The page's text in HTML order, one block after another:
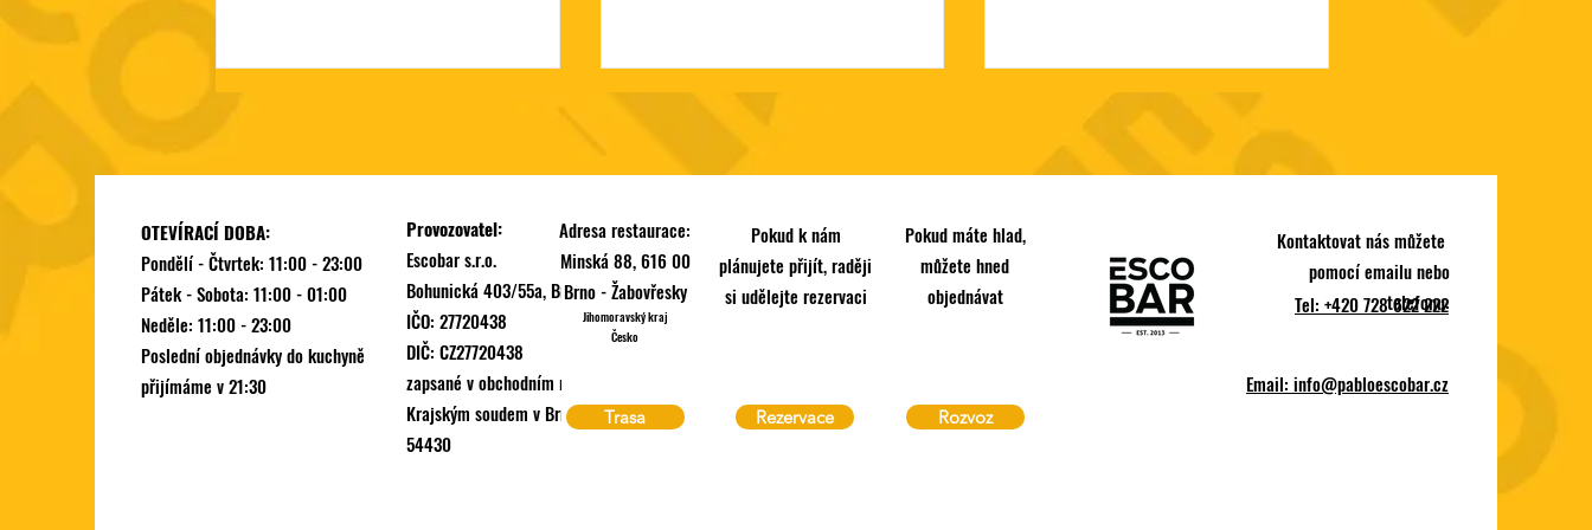
Nauč se připravit dýmku jako
profík!
🔥 Firemka v EscoBaru? Nebo
kdekoliv si řekneš.
Borkova Show feat. EscoBar
OTEVÍRACÍ DOBA:
Pondělí - Čtvrtek: 11:00 - 23:00
Pátek - Sobota: 11:00 - 01:00
Neděle: 11:00 - 23:00
Poslední objednávky do kuchyně
přijímáme v 21:30
Provozovatel:
Escobar s.r.o.
Bohunická 403/55a, Brno
IČO: 27720438
DIČ: CZ27720438
zapsané v obchodním rejstříku vedeném
Krajským soudem v Brně, oddíl C, vložka
54430
Adresa restaurace:
Minská 88, 616 00
Brno - Žabovřesky
Jihomoravský kraj
Česko
Pokud k nám
plánujete přijít, raději
si udělejte rezervaci
Pokud máte hlad,
můžete hned
objednávat
Trasa Rezervace Rozvoz
Tel: +420 728 622 222
Kontaktovat nás můžete
pomocí emailu nebo
telefonu:
Email: info@pabloescobar.cz